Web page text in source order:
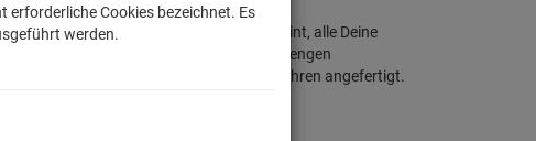
Spruch, buntes Motiv oder Lizensierter Print, alle Deine
T-Shirts werden in Deutschland unter strengen
hochwertig im Sieb - / Digitaldruckverfahren angefertigt.
erforderliche Cookies bezeichnet. Es
werden.